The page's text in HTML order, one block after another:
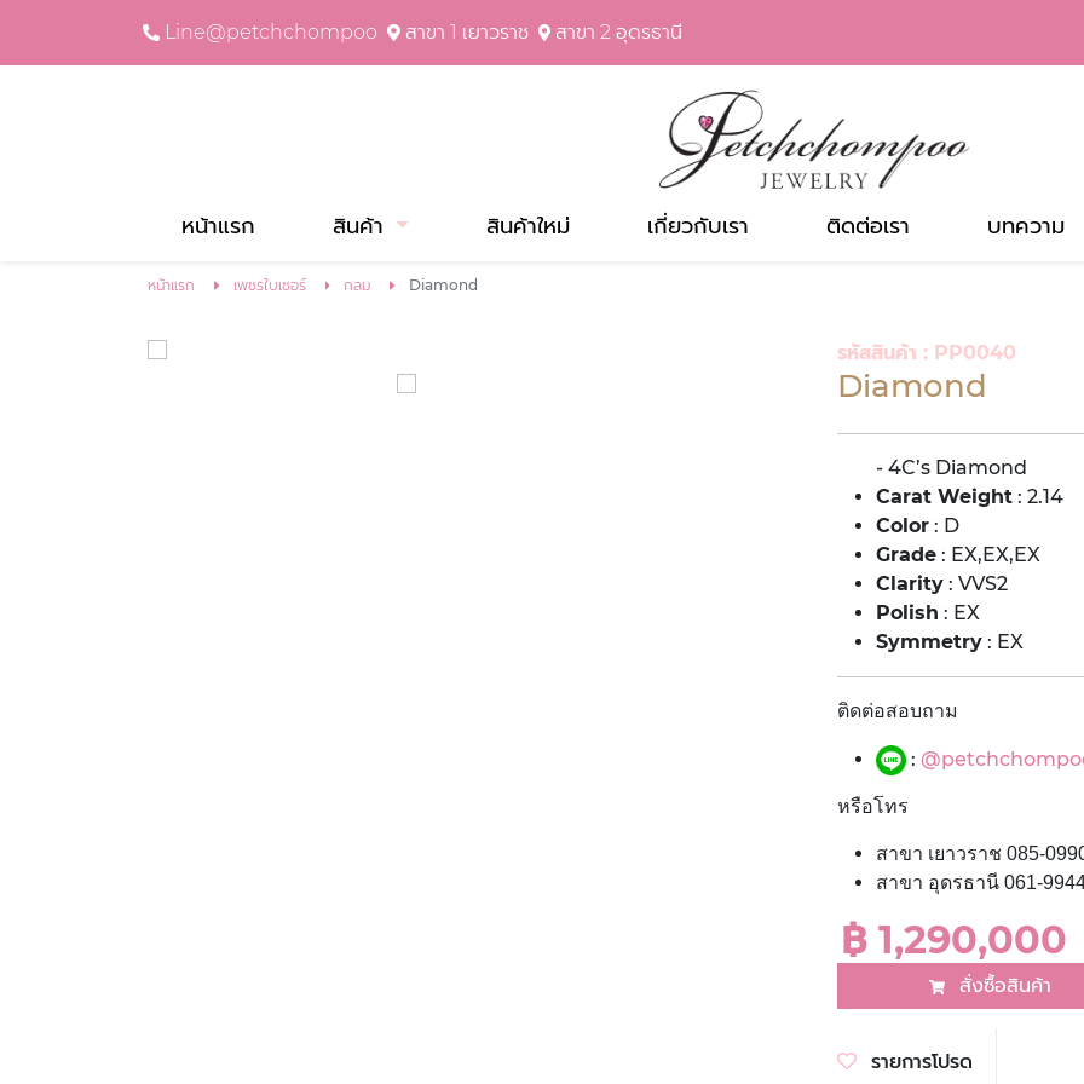
Line@petchchompoo สาขา 1 เยาวราช สาขา 2 อุดรธานี
หน้าแรก สินค้า สินค้าใหม่ เกี่ยวกับเรา ติดต่อเรา บทความ
หน้าแรก เพชรใบเซอร์ กลม Diamond
รหัสสินค้า : PP0040
Diamond
- 4C’s Diamond
Carat Weight : 2.14
Color : D
Grade : EX,EX,EX
Clarity : VVS2
Polish : EX
Symmetry : EX
ติดต่อสอบถาม
:
หรือโทร
สาขา เยาวราช 085-
สาขา อุดรธานี 061-
฿ 1,290,000
สั่งซื้อสินค้า
รายการโปรด